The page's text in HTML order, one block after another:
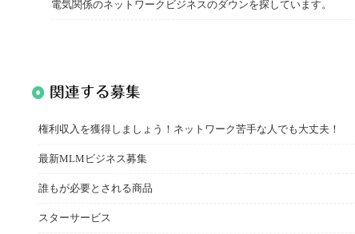
電気関係のネットワークビジネスのダウンを探しています。
関連する募集
権利収入を獲得しましょう！ネットワーク苦手な人でも大丈夫！
最新MLMビジネス募集
誰もが必要とされる商品
スターサービス